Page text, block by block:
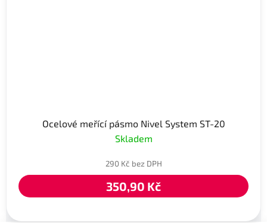
Ocelové meřící pásmo Nivel System ST-20
Skladem
290 Kč bez DPH
350,90 Kč